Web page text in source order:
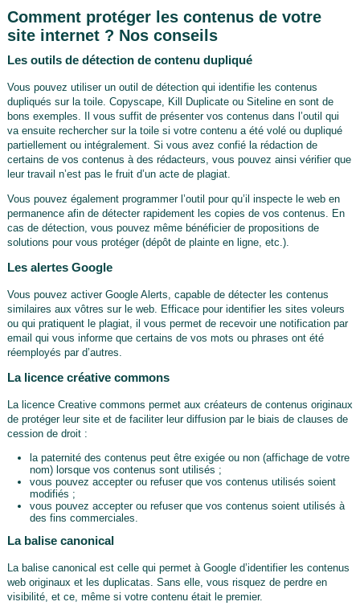
Comment protéger les contenus de votre
site internet ? Nos conseils
Les outils de détection de contenu dupliqué
Vous pouvez utiliser un outil de détection qui identifie les contenus
dupliqués sur la toile. Copyscape, Kill Duplicate ou Siteline en sont de
bons exemples. Il vous suffit de présenter vos contenus dans l’outil qui
va ensuite rechercher sur la toile si votre contenu a été volé ou dupliqué
partiellement ou intégralement. Si vous avez confié la rédaction de
certains de vos contenus à des rédacteurs, vous pouvez ainsi vérifier que
leur travail n’est pas le fruit d’un acte de plagiat.
Vous pouvez également programmer l’outil pour qu’il inspecte le web en
permanence afin de détecter rapidement les copies de vos contenus. En
cas de détection, vous pouvez même bénéficier de propositions de
solutions pour vous protéger (dépôt de plainte en ligne, etc.).
Les alertes Google
Vous pouvez activer Google Alerts, capable de détecter les contenus
similaires aux vôtres sur le web. Efficace pour identifier les sites voleurs
ou qui pratiquent le plagiat, il vous permet de recevoir une notification par
email qui vous informe que certains de vos mots ou phrases ont été
réemployés par d’autres.
La licence créative commons
La licence Creative commons permet aux créateurs de contenus originaux
de protéger leur site et de faciliter leur diffusion par le biais de clauses de
cession de droit :
la paternité des contenus peut être exigée ou non (affichage de votre
nom) lorsque vos contenus sont utilisés ;
vous pouvez accepter ou refuser que vos contenus utilisés soient
modifiés ;
vous pouvez accepter ou refuser que vos contenus soient utilisés à
des fins commerciales.
La balise canonical
La balise canonical est celle qui permet à Google d’identifier les contenus
web originaux et les duplicatas. Sans elle, vous risquez de perdre en
visibilité, et ce, même si votre contenu était le premier.